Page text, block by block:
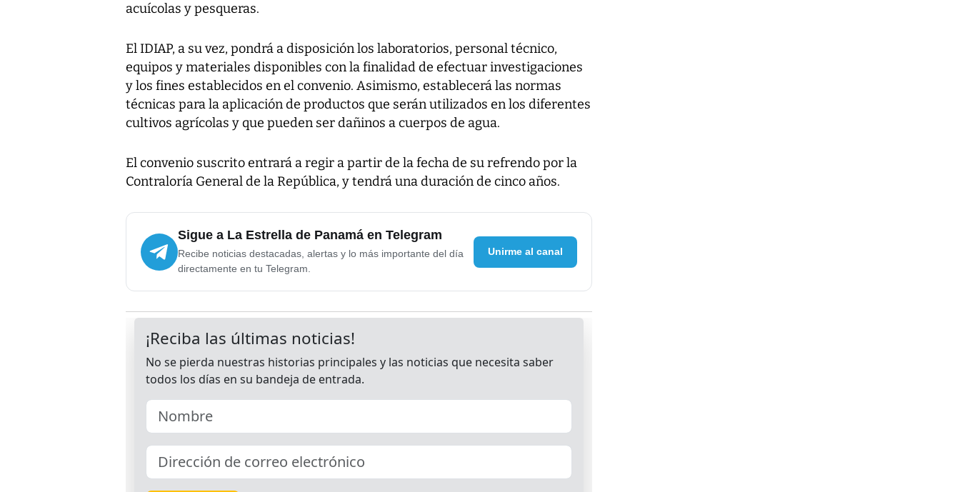
acuícolas y pesqueras.
El IDIAP, a su vez, pondrá a disposición los laboratorios, personal técnico,
equipos y materiales disponibles con la finalidad de efectuar investigaciones
y los fines establecidos en el convenio. Asimismo, establecerá las normas
técnicas para la aplicación de productos que serán utilizados en los diferentes
cultivos agrícolas y que pueden ser dañinos a cuerpos de agua.
El convenio suscrito entrará a regir a partir de la fecha de su refrendo por la
Contraloría General de la República, y tendrá una duración de cinco años.
Sigue a La Estrella de Panamá en Telegram
Recibe noticias destacadas, alertas y lo más importante del día
directamente en tu Telegram.
Unirme al canal